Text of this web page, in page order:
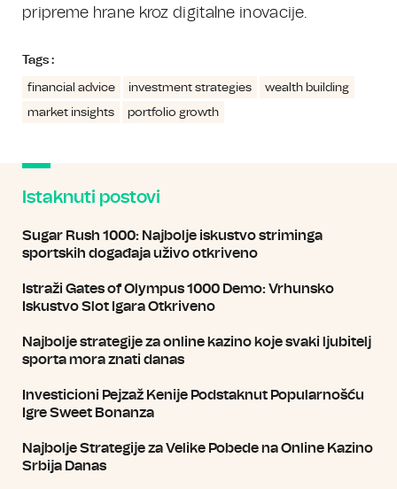
pripreme hrane kroz digitalne inovacije.
Tags :
financial advice investment strategies
wealth building
market insights
portfolio growth
Istaknuti postovi
Sugar Rush 1000: Najbolje iskustvo striminga
sportskih događaja uživo otkriveno
Istraži Gates of Olympus 1000 Demo: Vrhunsko
Iskustvo Slot Igara Otkriveno
Najbolje strategije za online kazino koje svaki ljubitelj
sporta mora znati danas
Investicioni Pejzaž Kenije Podstaknut Popularnošću
Igre Sweet Bonanza
Najbolje Strategije za Velike Pobede na Online Kazino
Srbija Danas